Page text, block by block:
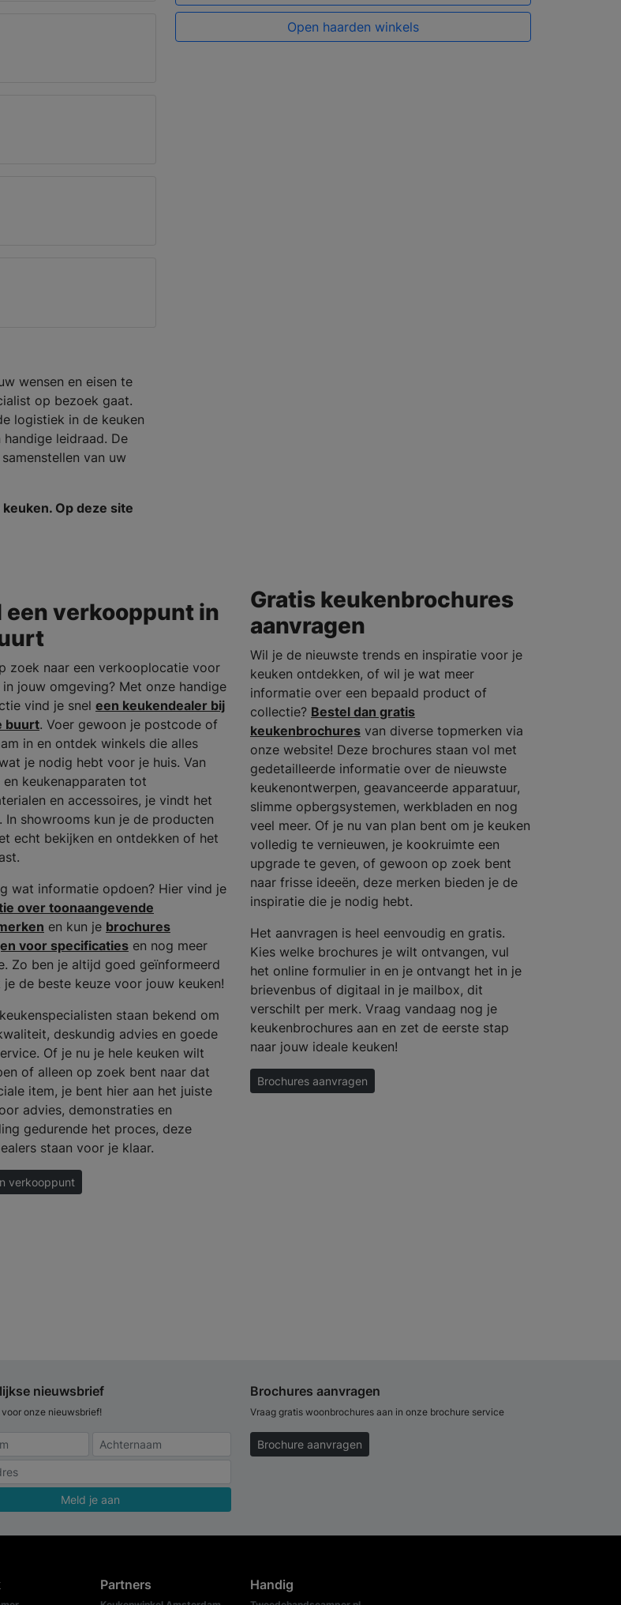
wensen en eisen te
op bezoek gaat.
logistiek in de keuken
leidraad. De
van uw
Op deze site
Open haarden winkels
een verkooppunt in
zoek naar een verkooplocatie voor
in jouw omgeving? Met onze handige
vind je snel een keukendealer bij
buurt. Voer gewoon je postcode of
in en ontdek winkels die alles
je nodig hebt voor je huis. Van
en keukenapparaten tot
en accessoires, je vindt het
In showrooms kun je de producten
echt bekijken en ontdekken of het
wat informatie opdoen? Hier vind je
over toonaangevende
en kun je brochures
voor specificatiesen nog meer
Zo ben je altijd goed geïnformeerd
je de beste keuze voor jouw keuken!
staan bekend om
deskundig advies en goede
Of je nu je hele keuken wilt
of alleen op zoek bent naar dat
item, je bent hier aan het juiste
advies, demonstraties en
gedurende het proces, deze
staan voor je klaar.
verkooppunt
Gratis keukenbrochures
aanvragen
Wil je de nieuwste trends en inspiratie voor je
keuken ontdekken, of wil je wat meer
informatie over een bepaald product of
collectie? Bestel dan gratis
keukenbrochuresvan diverse topmerken via
onze website! Deze brochures staan vol met
gedetailleerde informatie over de nieuwste
keukenontwerpen, geavanceerde apparatuur,
slimme opbergsystemen, werkbladen en nog
veel meer. Of je nu van plan bent om je keuken
volledig te vernieuwen, je kookruimte een
upgrade te geven, of gewoon op zoek bent
naar frisse ideeën, deze merken bieden je de
inspiratie die je nodig hebt.
Het aanvragen is heel eenvoudig en gratis.
Kies welke brochures je wilt ontvangen, vul
het online formulier in en je ontvangt het in je
brievenbus of digitaal in je mailbox, dit
verschilt per merk. Vraag vandaag nog je
keukenbrochures aan en zet de eerste stap
naar jouw ideale keuken!
Brochures aanvragen
nieuwsbrief
onze nieuwsbrief!
Meld je aan
Brochures aanvragen
Vraag gratis woonbrochures aan in onze brochure service
Brochure aanvragen
Partners Handig